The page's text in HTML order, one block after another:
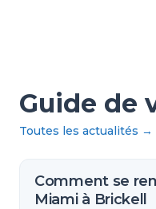
Guide de
Toutes les actualités →
Comment se
Miami à Brickell